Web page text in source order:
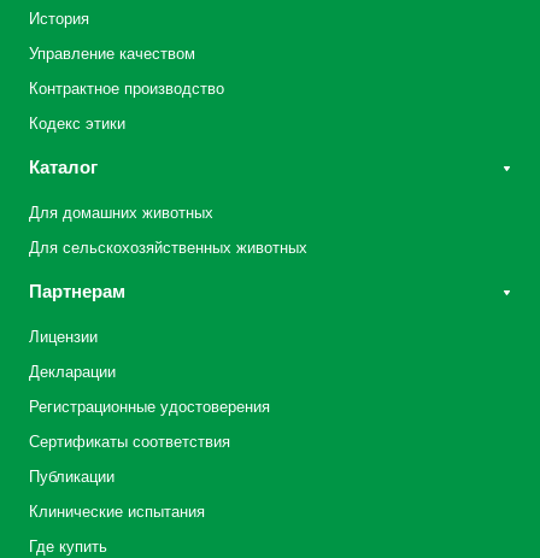
История
Управление качеством
Контрактное производство
Кодекс этики
Каталог
Для домашних животных
Для сельскохозяйственных животных
Партнерам
Лицензии
Декларации
Регистрационные удостоверения
Сертификаты соответствия
Публикации
Клинические испытания
Где купить